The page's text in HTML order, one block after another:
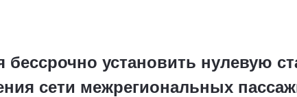
бессрочно установить нулевую
сети межрегиональных